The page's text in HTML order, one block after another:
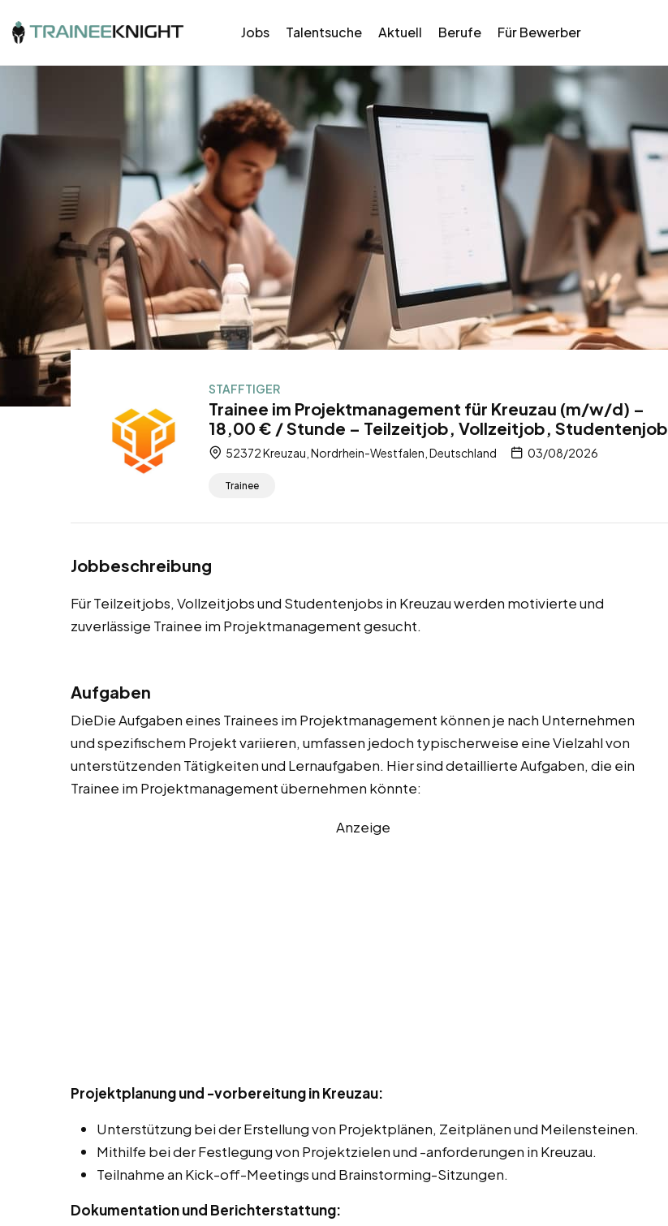
Jobs Talentsuche Aktuell Berufe Für Bewerber
STAFFTIGER
Trainee im Projektmanagement für Kreuzau (m/w/d) –
18,00 € / Stunde – Teilzeitjob, Vollzeitjob, Studentenjob
52372 Kreuzau, Nordrhein-Westfalen, Deutschland 03/08/2026
Trainee
Jobbeschreibung
Für Teilzeitjobs, Vollzeitjobs und Studentenjobs in Kreuzau werden motivierte und
zuverlässige Trainee im Projektmanagement gesucht.
Aufgaben
DieDie Aufgaben eines Trainees im Projektmanagement können je nach Unternehmen
und spezifischem Projekt variieren, umfassen jedoch typischerweise eine Vielzahl von
unterstützenden Tätigkeiten und Lernaufgaben. Hier sind detaillierte Aufgaben, die ein
Trainee im Projektmanagement übernehmen könnte:
Anzeige
Projektplanung und -vorbereitung in Kreuzau:
Unterstützung bei der Erstellung von Projektplänen, Zeitplänen und Meilensteinen.
Mithilfe bei der Festlegung von Projektzielen und -anforderungen in Kreuzau.
Teilnahme an Kick-off-Meetings und Brainstorming-Sitzungen.
Dokumentation und Berichterstattung: